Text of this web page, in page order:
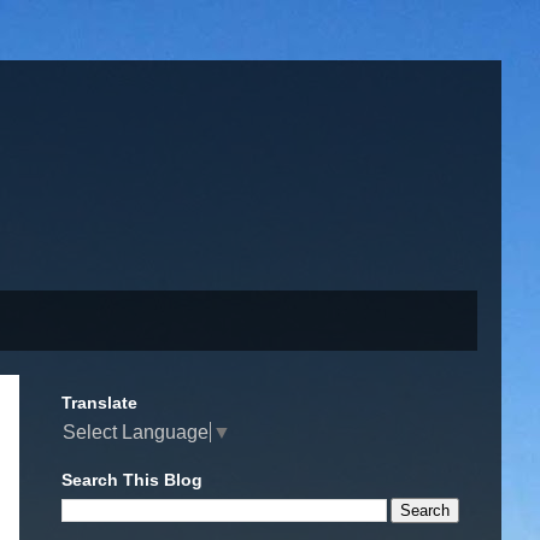
Translate
Select Language ▼
Search This Blog